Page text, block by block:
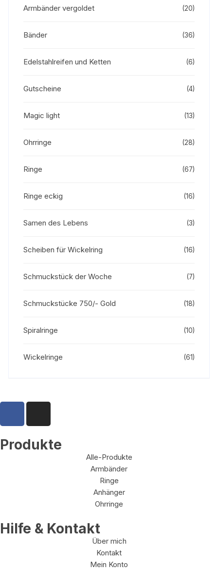
Armbänder vergoldet (20)
Bänder (36)
Edelstahlreifen und Ketten (6)
Gutscheine (4)
Magic light (13)
Ohrringe (28)
Ringe (67)
Ringe eckig (16)
Samen des Lebens (3)
Scheiben für Wickelring (16)
Schmuckstück der Woche (7)
Schmuckstücke 750/- Gold (18)
Spiralringe (10)
Wickelringe (61)
Produkte
Alle-Produkte
Armbänder
Ringe
Anhänger
Ohrringe
Hilfe & Kontakt
Über mich
Kontakt
Mein Konto